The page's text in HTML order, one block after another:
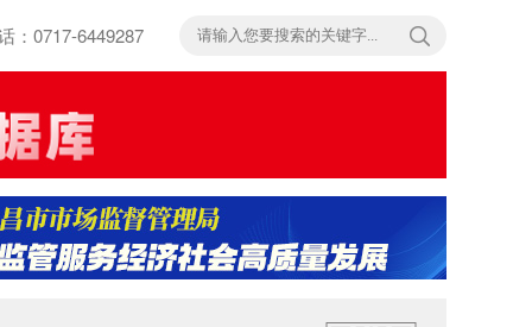
：0717-6449287